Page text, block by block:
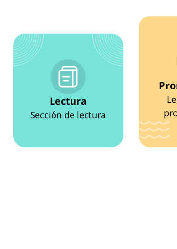
Lectura
Sección de lectura